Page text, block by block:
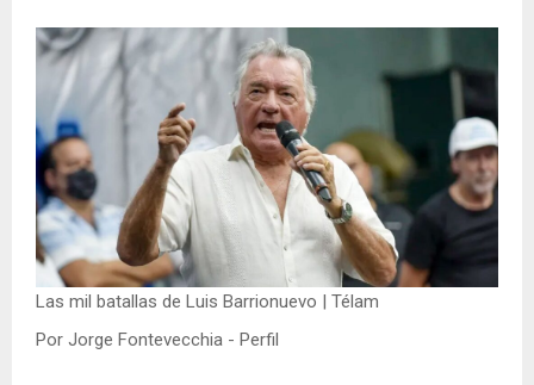
Las mil batallas de Luis Barrionuevo | Télam
Por Jorge Fontevecchia - Perfil